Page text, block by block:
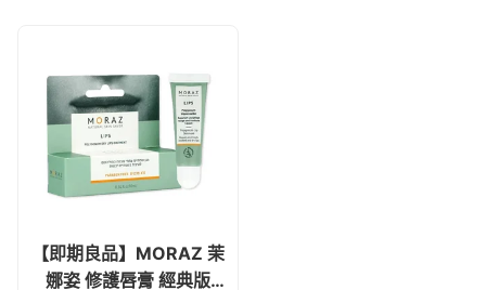
【即期良品】MORAZ 茉
娜姿 修護唇膏 經典版